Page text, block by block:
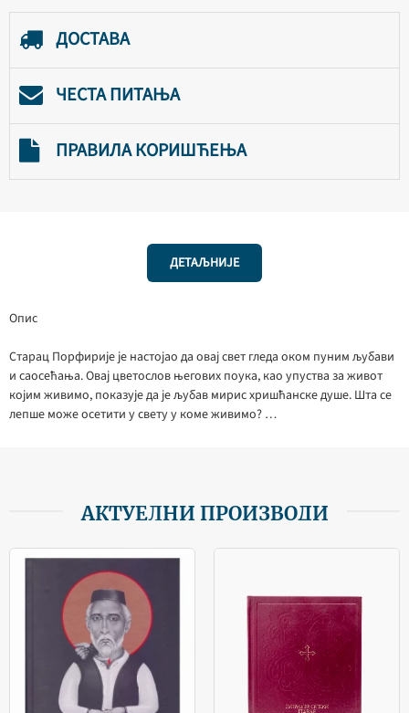
ДОСТАВА
ЧЕСТА ПИТАЊА
ПРАВИЛА КОРИШЋЕЊА
ДЕТАЉНИЈЕ
Опис
Старац Порфирије је настојао да овај свет гледа оком пуним љубави
и саосећања. Овај цветослов његових поука, као упуства за живот
којим живимо, показује да је љубав мирис хришћанске душе. Шта се
лепше може осетити у свету у коме живимо? …
АКТУЕЛНИ ПРОИЗВОДИ